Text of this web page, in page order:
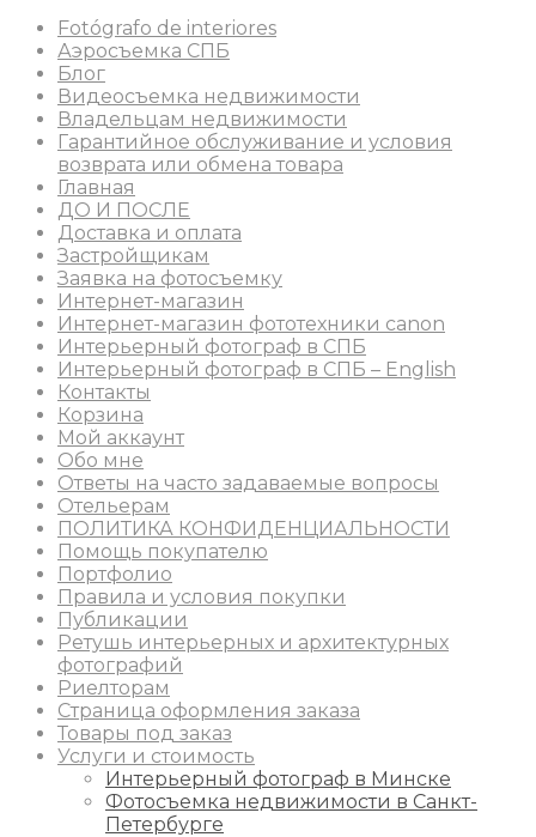
Fotógrafo de interiores
Аэросъемка СПБ
Блог
Видеосъемка недвижимости
Владельцам недвижимости
Гарантийное обслуживание и условия
возврата или обмена товара
Главная
ДО И ПОСЛЕ
Доставка и оплата
Застройщикам
Заявка на фотосъемку
Интернет-магазин
Интернет-магазин фототехники canon
Интерьерный фотограф в СПБ
Интерьерный фотограф в СПБ – English
Контакты
Корзина
Мой аккаунт
Обо мне
Ответы на часто задаваемые вопросы
Отельерам
ПОЛИТИКА КОНФИДЕНЦИАЛЬНОСТИ
Помощь покупателю
Портфолио
Правила и условия покупки
Публикации
Ретушь интерьерных и архитектурных
фотографий
Риелторам
Страница оформления заказа
Товары под заказ
Услуги и стоимость
Интерьерный фотограф в Минске
Фотосъемка недвижимости в Санкт-
Петербурге